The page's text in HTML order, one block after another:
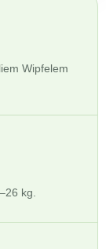
Wipfelem
kg.